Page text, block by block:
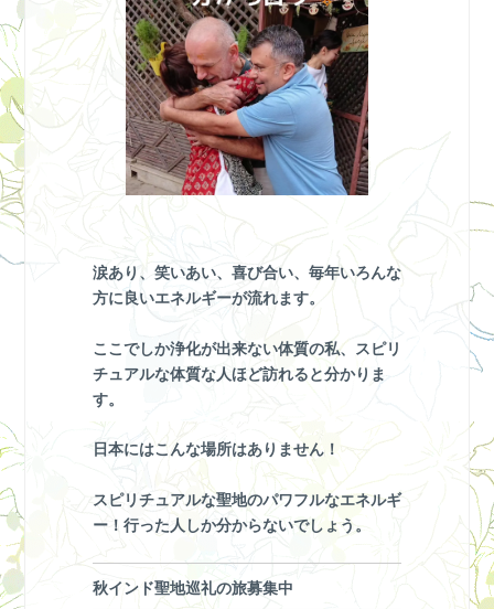
涙あり、笑いあい、喜び合い、毎年いろんな
方に良いエネルギーが流れます。
ここでしか浄化が出来ない体質の私、スピリ
チュアルな体質な人ほど訪れると分かりま
す。
日本にはこんな場所はありません！
スピリチュアルな聖地のパワフルなエネルギ
ー！行った人しか分からないでしょう。
秋インド聖地巡礼の旅募集中